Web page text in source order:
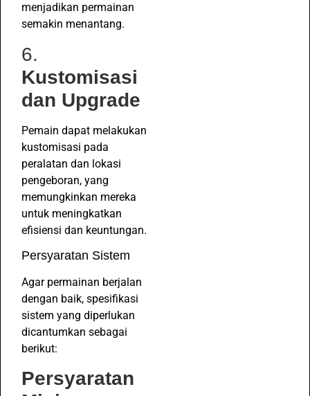
menjadikan permainan
semakin menantang.
6.
Kustomisasi
dan Upgrade
Pemain dapat melakukan
kustomisasi pada
peralatan dan lokasi
pengeboran, yang
memungkinkan mereka
untuk meningkatkan
efisiensi dan keuntungan.
Persyaratan Sistem
Agar permainan berjalan
dengan baik, spesifikasi
sistem yang diperlukan
dicantumkan sebagai
berikut:
Persyaratan